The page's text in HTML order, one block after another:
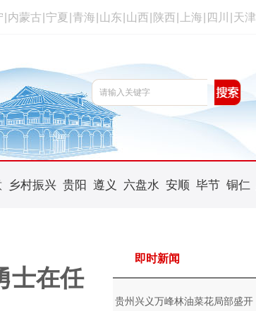
内蒙古 宁夏 青海 山东 山西 陕西 上海 四川 天津
乡村振兴 贵阳 遵义 六盘水 安顺 毕节 铜仁
士在任
即时新闻
贵州兴义万峰林油菜花局部盛开